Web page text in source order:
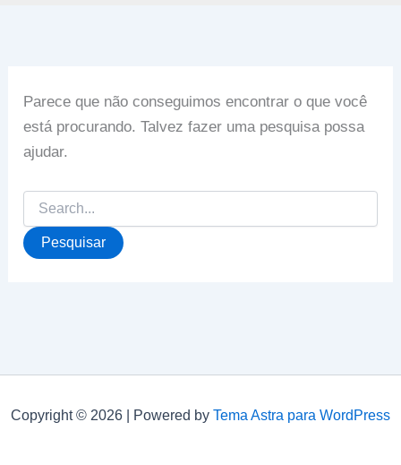
Parece que não conseguimos encontrar o que você
está procurando. Talvez fazer uma pesquisa possa
ajudar.
Pesquisar
por:
Copyright © 2026 | Powered by Tema Astra para WordPress